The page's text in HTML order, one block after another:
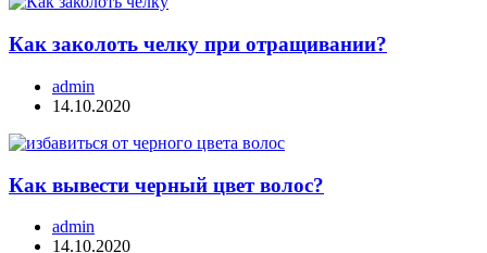
Как заколоть челку при отращивании?
admin
14.10.2020
Как вывести черный цвет волос?
admin
14.10.2020